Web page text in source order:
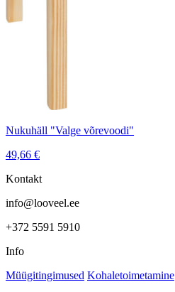
Nukuhäll "Valge võrevoodi"
49,66 €
Kontakt
info@looveel.ee
+372 5591 5910
Info
Müügitingimused Kohaletoimetamine